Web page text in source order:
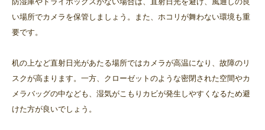
い場所でカメラを保管しましょう。また、ホコリが舞わない環境も重
要です。
机の上など直射日光があたる場所ではカメラが高温になり、故障のリ
スクが高まります。一方、クローゼットのような密閉された空間やカ
メラバッグの中なども、湿気がこもりカビが発生しやすくなるため避
けた方が良いでしょう。